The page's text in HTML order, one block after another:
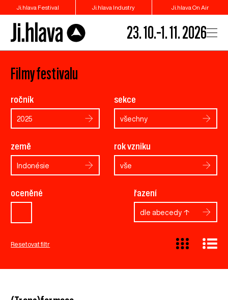
Ji.hlava Festival Ji.hlava Industry Ji.hlava On Air
23. 10.–1. 11. 2026
Filmy festivalu
ročník
2025
sekce
všechny
země
Indonésie
rok vzniku
vše
oceněné řazení
dle abecedy ↑
Resetovat filtr